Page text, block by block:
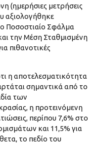
(ημερήσιες μετρήσεις
αξιολογήθηκε
Ποσοστιαίο Σφάλμα
την Μέση Σταθμισμένη
πιθανοτικές
η αποτελεσματικότητα
σημαντικά από το
των
η προτεινόμενη
περίπου 7,6% στο
και 11,5% για
το πεδίο του